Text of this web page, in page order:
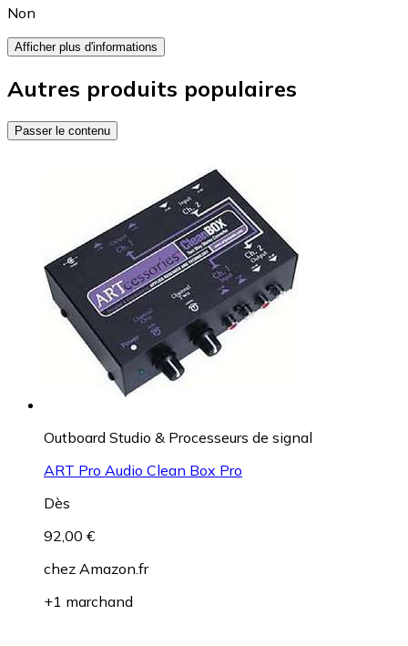
Non
Afficher plus d'informations
Autres produits populaires
Passer le contenu
Outboard Studio & Processeurs de signal
ART Pro Audio Clean Box Pro
Dès
92,00 €
chez Amazon.fr
+1 marchand